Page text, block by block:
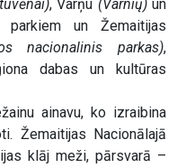
, Varņu (Varnių)un
parkiem un Žemaitijas
nacionalinis parkas),
dabas un kultūras
ainavu, ko izraibina
Žemaitijas Nacionālajā
klāj meži, pārsvarā –